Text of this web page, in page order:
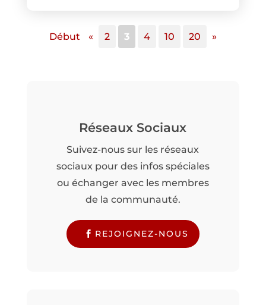
Début « 2 3 4 10 20 »
Réseaux Sociaux
Suivez-nous sur les réseaux
sociaux pour des infos spéciales
ou échanger avec les membres
de la communauté.
REJOIGNEZ-NOUS